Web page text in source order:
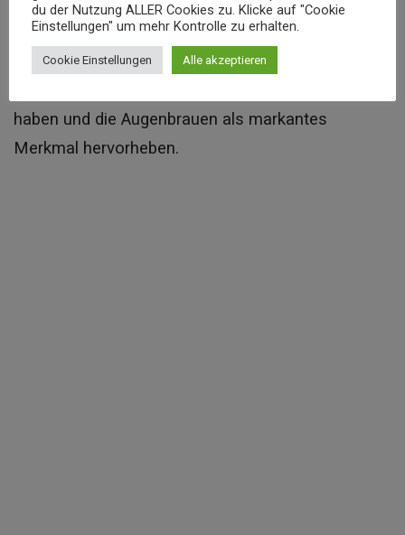
ausdrucksstärker wirken lassen.
Dieser einfache Schönheitsschritt kann einen
haben und die Augenbrauen als markantes
Merkmal hervorheben.
du der Nutzung ALLER Cookies zu. Klicke auf "Cookie
Einstellungen" um mehr Kontrolle zu erhalten.
Cookie Einstellungen Alle akzeptieren